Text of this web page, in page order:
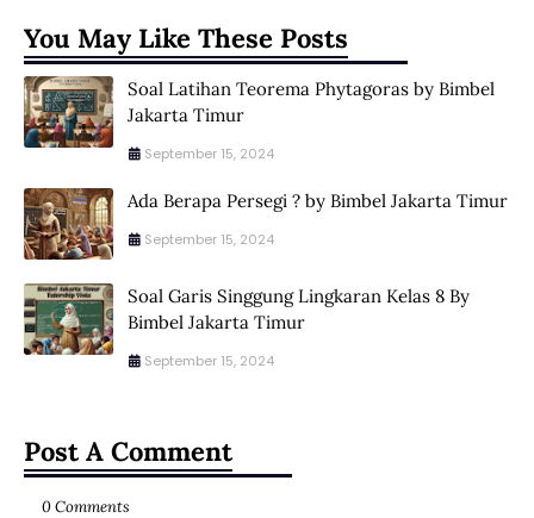
You May Like These Posts
Soal Latihan Teorema Phytagoras by Bimbel
Jakarta Timur
September 15, 2024
Ada Berapa Persegi ? by Bimbel Jakarta Timur
September 15, 2024
Soal Garis Singgung Lingkaran Kelas 8 By
Bimbel Jakarta Timur
September 15, 2024
Post A Comment
0 Comments